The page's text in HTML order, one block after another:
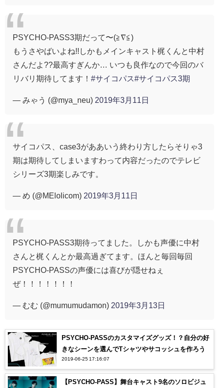
PSYCHO-PASS3期だって〜(≧∇≦)
もうさやばいよね!!しかもメインキャスト梶くんと中村
さんだよ??最高すぎんか… いつも良作なので今回のバ
リバリ期待してます！ #サイコパス#サイコパス3期
— みゃう (@mya_neu) 2019年3月11日
サイコパス、case3がああいう終わり方したらそりゃ3
期は期待してしまいますわって内容だったのでテレビ
シリーズ3期楽しみです。
— め (@MElolicom) 2019年3月11日
PSYCHO-PASS3期待ってました。しかも声優に中村
さんと梶くんとか最高過ぎてます。ほんと毎回毎回
PSYCHO-PASSの声優には喜びが隠せねぇ
ぜ！！！！！！！
— むむ (@mumumudamon) 2019年3月13日
PSYCHO-PASSのカスタマイズグッズ！？自分の好
きなシーンを選んでTシャツやサコッシュを作ろう
2019-06-25 17:16:07
【PSYCHO-PASS】舞台キャスト9名のソロビジュ